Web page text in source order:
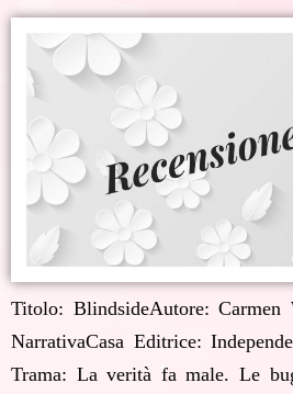
Titolo: BlindsideAutore: Carmen
NarrativaCasa Editrice:
Trama: La verità fa male. Le